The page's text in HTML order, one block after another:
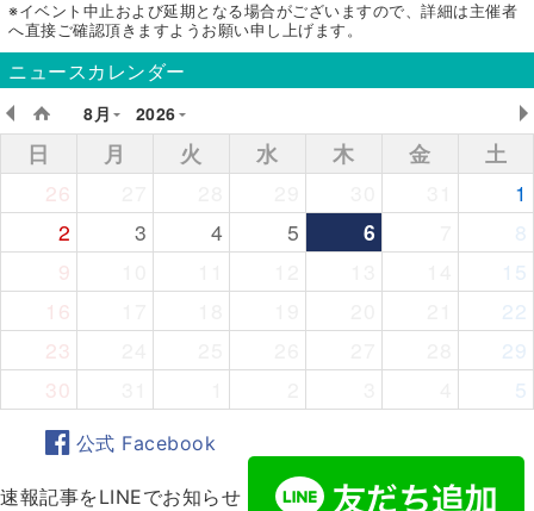
※イベント中止および延期となる場合がございますので、詳細は主催者
へ直接ご確認頂きますようお願い申し上げます。
ニュースカレンダー
8月
2026
日 月 火 水 木 金
土
26
1
2
3 4 5 6
8
9
15
16
22
23
29
30
5
公式 Facebook
速報記事をLINEでお知らせ